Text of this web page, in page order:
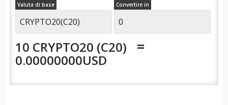
Valuta di base Convertire in
10 CRYPTO20 (C20) =
0.00000000USD